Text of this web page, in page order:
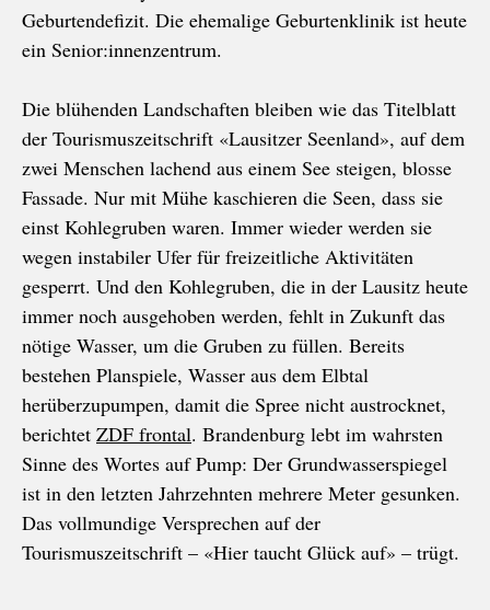
Geburtendefizit. Die ehemalige Geburtenklinik ist heute
ein Senior:innenzentrum.
Die blühenden Landschaften bleiben wie das Titelblatt
der Tourismuszeitschrift «Lausitzer Seenland», auf dem
zwei Menschen lachend aus einem See steigen, blosse
Fassade. Nur mit Mühe kaschieren die Seen, dass sie
einst Kohlegruben waren. Immer wieder werden sie
wegen instabiler Ufer für freizeitliche Aktivitäten
gesperrt. Und den Kohlegruben, die in der Lausitz heute
immer noch ausgehoben werden, fehlt in Zukunft das
nötige Wasser, um die Gruben zu füllen. Bereits
bestehen Planspiele, Wasser aus dem Elbtal
herüberzupumpen, damit die Spree nicht austrocknet,
berichtet ZDF frontal. Brandenburg lebt im wahrsten
Sinne des Wortes auf Pump: Der Grundwasserspiegel
ist in den letzten Jahrzehnten mehrere Meter gesunken.
Das vollmundige Versprechen auf der
Tourismuszeitschrift – «Hier taucht Glück auf» – trügt.